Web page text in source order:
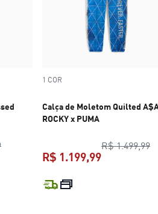
preço original R$ 1.499,99
R$ 734,99
1 COR
Calça de Moletom Quilted
ROCKY x PUMA
R$ 1.499,99
R$ 1.199,99